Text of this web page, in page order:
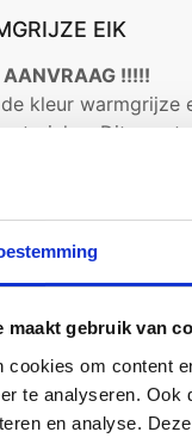
maakt gebruik van
cookies om content
te analyseren. Ook
en analyse.
EIK
AANVRAAG !!!!!
de kleur
Dit
ze een zeer
eiken
extra brede
de groef
1033 is